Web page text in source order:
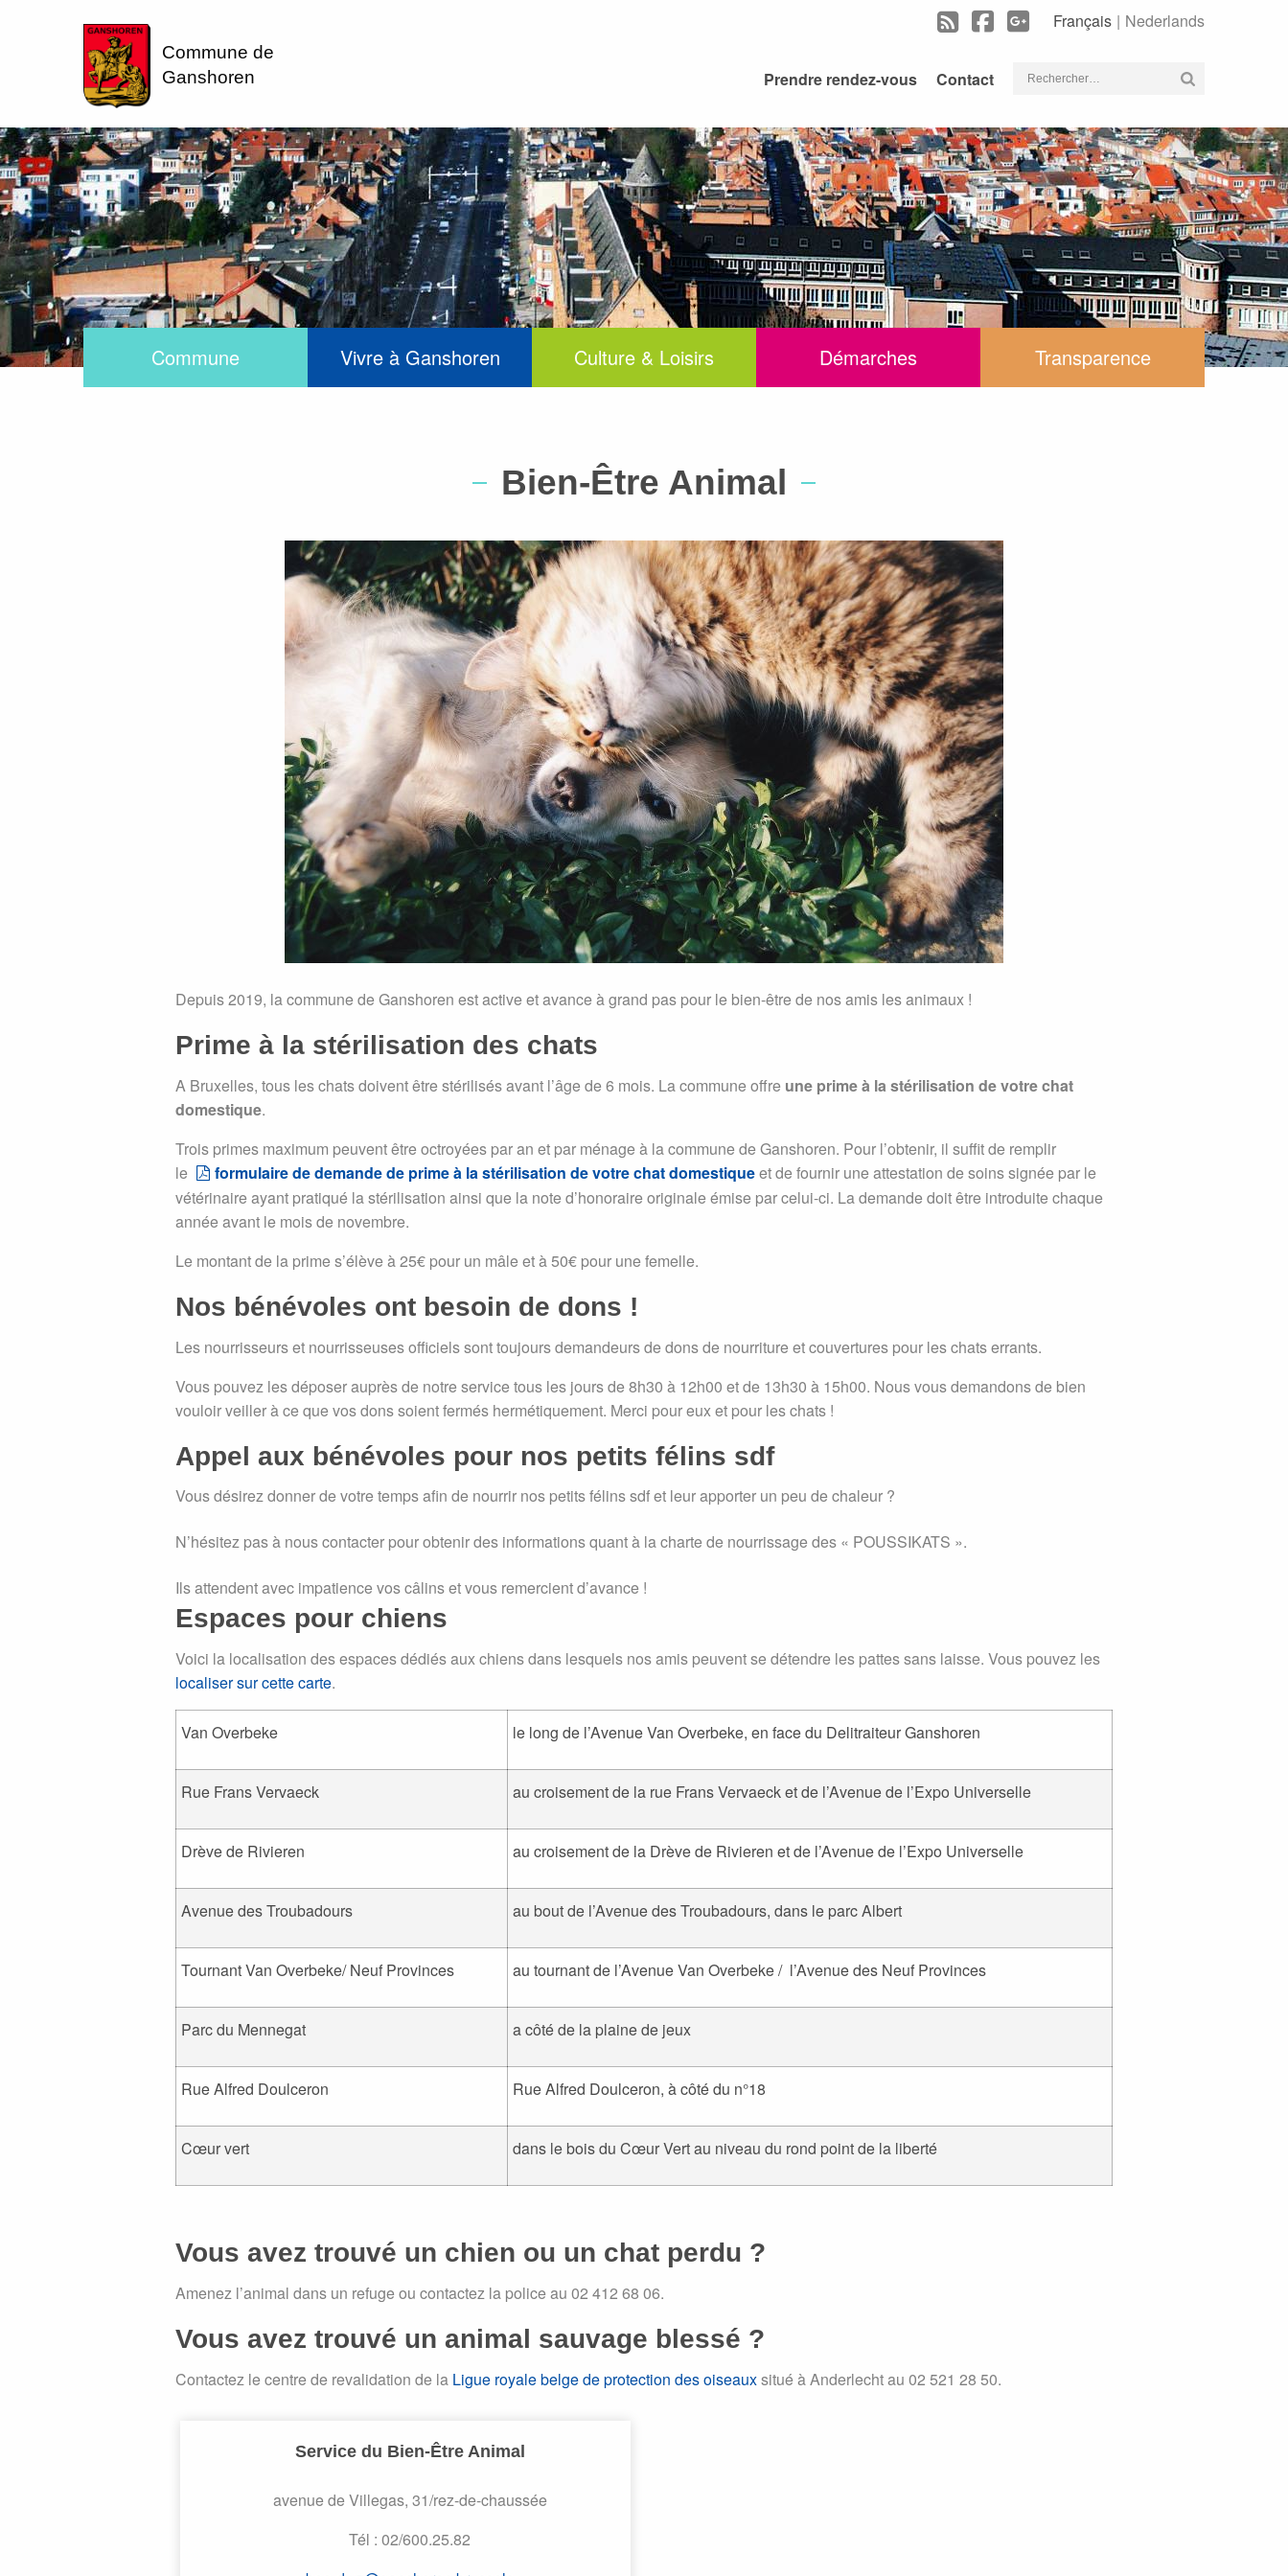
Commune de
Ganshoren
Français Nederlands
Prendre rendez-vous Contact Rechercher :
Commune Vivre à Ganshoren Culture & Loisirs Démarches Transparence
Bien-Être Animal
Depuis 2019, la commune de Ganshoren est active et avance à grand pas pour le bien-être de nos amis les animaux !
Prime à la stérilisation des chats
A Bruxelles, tous les chats doivent être stérilisés avant l’âge de 6 mois. La commune offre une prime à la stérilisation de votre chat
domestique.
Trois primes maximum peuvent être octroyées par an et par ménage à la commune de Ganshoren. Pour l’obtenir, il suffit de remplir
le
formulaire de demande de prime à la stérilisation de votre chat domestiqueet de fournir une attestation de soins signée par le
vétérinaire ayant pratiqué la stérilisation ainsi que la note d’honoraire originale émise par celui-ci. La demande doit être introduite chaque
année avant le mois de novembre.
Le montant de la prime s’élève à 25€ pour un mâle et à 50€ pour une femelle.
Nos bénévoles ont besoin de dons !
Les nourrisseurs et nourrisseuses officiels sont toujours demandeurs de dons de nourriture et couvertures pour les chats errants.
Vous pouvez les déposer auprès de notre service tous les jours de 8h30 à 12h00 et de 13h30 à 15h00. Nous vous demandons de bien
vouloir veiller à ce que vos dons soient fermés hermétiquement. Merci pour eux et pour les chats !
Appel aux bénévoles pour nos petits félins sdf
Vous désirez donner de votre temps afin de nourrir nos petits félins sdf et leur apporter un peu de chaleur ?
N’hésitez pas à nous contacter pour obtenir des informations quant à la charte de nourrissage des « POUSSIKATS ».
Ils attendent avec impatience vos câlins et vous remercient d’avance !
Espaces pour chiens
Voici la localisation des espaces dédiés aux chiens dans lesquels nos amis peuvent se détendre les pattes sans laisse. Vous pouvez les
localiser sur cette carte.
Van Overbeke le long de l’Avenue Van Overbeke, en face du Delitraiteur Ganshoren
Rue Frans Vervaeck au croisement de la rue Frans Vervaeck et de l’Avenue de l’Expo Universelle
Drève de Rivieren au croisement de la Drève de Rivieren et de l’Avenue de l’Expo Universelle
Avenue des Troubadours au bout de l’Avenue des Troubadours, dans le parc Albert
Tournant Van Overbeke/ Neuf Provinces au tournant de l’Avenue Van Overbeke / l’Avenue des Neuf Provinces
Parc du Mennegat a côté de la plaine de jeux
Rue Alfred Doulceron Rue Alfred Doulceron, à côté du n°18
Cœur vert dans le bois du Cœur Vert au niveau du rond point de la liberté
Vous avez trouvé un chien ou un chat perdu ?
Amenez l’animal dans un refuge ou contactez la police au 02 412 68 06.
Vous avez trouvé un animal sauvage blessé ?
Contactez le centre de revalidation de la Ligue royale belge de protection des oiseauxsitué à Anderlecht au 02 521 28 50.
Service du Bien-Être Animal
avenue de Villegas, 31/rez-de-chaussée
Tél : 02/600.25.82